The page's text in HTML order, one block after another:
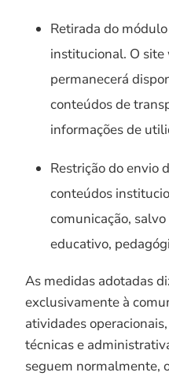
Retirada do
institucional. O
permanecerá
conteúdos de
informações de
Restrição do envio
conteúdos
comunicação,
educativo,
As medidas adotadas
exclusivamente à
atividades
técnicas e
seguem normalmente,